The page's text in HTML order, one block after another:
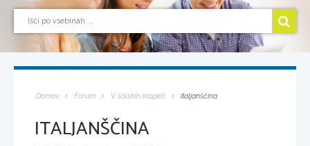
Domov Forum V šolskih klopeh italjanščina
ITALJANŠČINA